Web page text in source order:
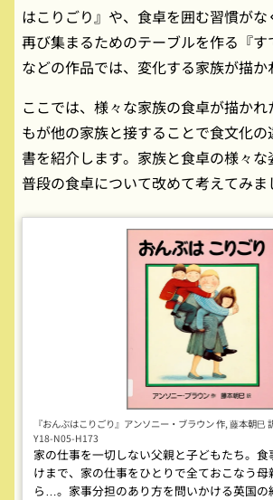
はこりごり』や、食卓を囲む習慣がな
再び集まるためのテーブルを作る『す
などの作品では、変化する家族が描か
ここでは、様々な家族の食卓が描か
もが他の家族と接することで食文化
書を紹介します。家族と食卓の様々な
普段の食卓について改めて考えてみま
『おんぶはこりごり』アンソニー・ブラウン 作, 藤本
Y18-N05-H173
家の仕事を一切しない父親と子どもたち。
けまで、家の仕事をひとりで全ておこなう母
ら…。家事分担のあり方を問いかける英国の